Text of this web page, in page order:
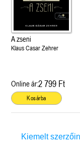
A zseni
Klaus Casar Zehrer
Online ár:2 799 Ft
Kosárba
Kiemelt